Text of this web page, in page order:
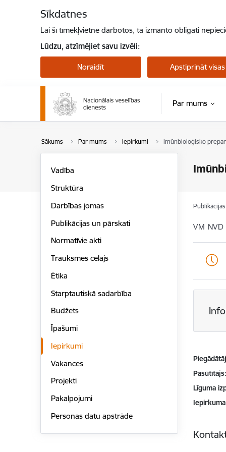
Sīkdatnes
Lai šī tīmekļvietne darbotos, tā izmanto obligāti
Lūdzu, atzīmējiet savu izvēli:
Noraidīt Apstiprināt visas
Par mums
Sākums Par mums Iepirkumi Imūnbioloģisko
Vadība
Struktūra
Darbības jomas
Publikācijas un pārskati
Normatīvie akti
Trauksmes cēlājs
Ētika
Starptautiskā sadarbība
Budžets
Īpašumi
Iepirkumi
Vakances
Projekti
Pakalpojumi
Personas datu apstrāde
VM
Pasūtītājs
Līguma